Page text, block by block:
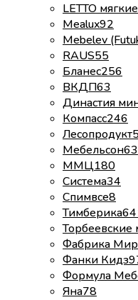
LETTO
Mealux92
Mebelev
RAUS55
Бланес256
ВКДП63
Династия
Компасс246
Лесопродукт
Мебельсон63
ММЦ180
Система34
Спимвсе8
Тимберика
Торбеевские
Фабрика
Фанки Кидз
Формула
Яна78